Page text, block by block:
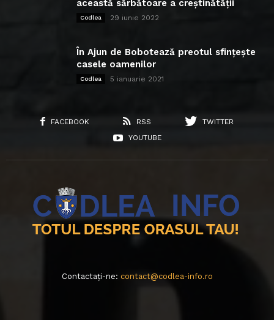
această sărbătoare a creștinătății
Codlea 29 iunie 2022
În Ajun de Bobotează preotul sfințește
casele oamenilor
Codlea 5 ianuarie 2021
FACEBOOK RSS
TWITTER
YOUTUBE
Contactați-ne: contact@codlea-info.ro